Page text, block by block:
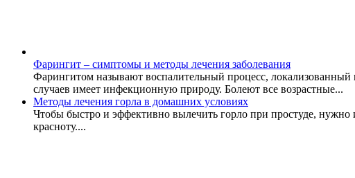
Фарингит – симптомы и методы лечения заболевания
Фарингитом называют воспалительный процесс, локализованный
случаев имеет инфекционную природу. Болеют все возрастные...
Методы лечения горла в домашних условиях
Чтобы быстро и эффективно вылечить горло при простуде, нужно
красноту....